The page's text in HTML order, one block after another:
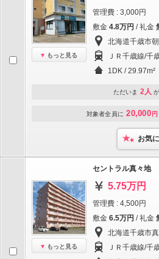
もっと見る
管理費 : 3,000円
敷金 4.8万円 / 礼金
北海道千歳市
ＪＲ千歳線/千
1DK / 29.97m²
ただいま 2人
対象者全員に 20,000 円
お気
もっと見る
セントラル真々地
5.75万円
管理費 : 4,500円
敷金 6.5万円 / 礼金
北海道千歳市
ＪＲ千歳線/千